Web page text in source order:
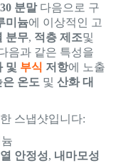
분말다음으로 구
미늄에 이상적인 고
분무, 적층 제조및
음과 같은 특성을
및 부식 저항에 노출
은 온도 및 산화 대
스냅샷입니다:
열 안정성, 내마모성